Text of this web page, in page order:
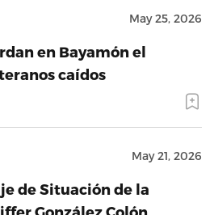
May 25, 2026
en Bayamón el
caídos
May 21, 2026
de Situación de la
González Colón